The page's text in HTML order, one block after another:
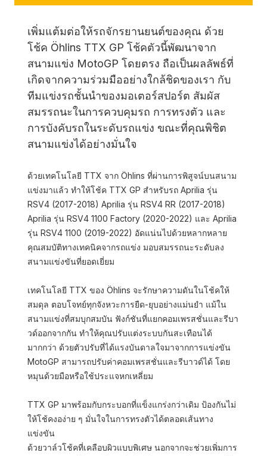
เพิ่มแต้มต่อให้รถจักรยานยนต์ของคุณ ด้วย
โช้ค Öhlins TTX GP โช้คตัวนี้พัฒนาจาก
สนามแข่ง MotoGP โดยตรง ถือเป็นผลลัพธ์ที่
เกิดจากความร่วมมืออย่างใกล้ชิดของเรา กับ
ทีมแข่งรถชั้นนำของมอเตอร์สปอร์ต สัมผัส
สมรรถนะในการควบคุมรถ การทรงตัว และ
การบังคับรถในระดับรถแข่ง ขณะที่คุณพิชิต
สนามแข่งได้อย่างมั่นใจ
ด้วยเทคโนโลยี TTX จาก Öhlins ที่ผ่านการพิสูจน์บนสนาม
แข่งมาแล้ว ทำให้โช้ค TTX GP สำหรับรถ Aprilia รุ่น
RSV4 (2017-2018) Aprilia รุ่น RSV4 RR (2017-2018)
Aprilia รุ่น RSV4 1100 Factory (2020-2022) และ Aprilia
รุ่น RSV4 1100 (2019-2022) อัดแน่นไปด้วยหลากหลาย
คุณสมบัติทางเทคนิคจากรถแข่ง มอบสมรรถนะระดับลง
สนามแข่งขันที่ยอดเยี่ยม
เทคโนโลยี TTX ของ Öhlins จะรักษาความดันในโช้คให้
สมดุล ตอบโจทย์ทุกจังหวะการยืด-ยุบอย่างแม่นยำ แม้ใน
สนามแข่งที่สมบุกสมบัน ฟังก์ชันที่แยกคอมเพรสชั่นและรีบา
วด์ออกจากกัน ทำให้คุณปรับแต่งระบบกันสะเทือนได้
มากกว่า ด้วยตัวปรับที่ได้แรงบันดาลใจมาจากการแข่งขัน
MotoGP สามารถปรับค่าคอมเพรสชั่นและรีบาวด์ได้ โดย
หมุนด้วยมือหรือใช้ประแจหกเหลี่ยม
TTX GP มาพร้อมกับกระบอกที่แข็งแกร่งกว่าเดิม ป้องกันไม่
ให้โช้คงอง่าย ๆ มั่นใจในการทรงตัวได้ตลอดเส้นทาง
แข่งขัน
ด้วยวาล์วโช้คที่เคลือบผิวแบบพิเศษ นอกจากจะช่วยเพิ่มการ